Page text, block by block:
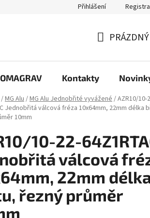
Přihlášení
KOŠÍK
Kontakty
/MG Alu/MG Alu Jednobřité vyvážené/AZR10/10-
Jednobřitá válcová fréza 10x64mm, 22mm délka
10mm
10-22-
válcová
22mm
řezný průměr